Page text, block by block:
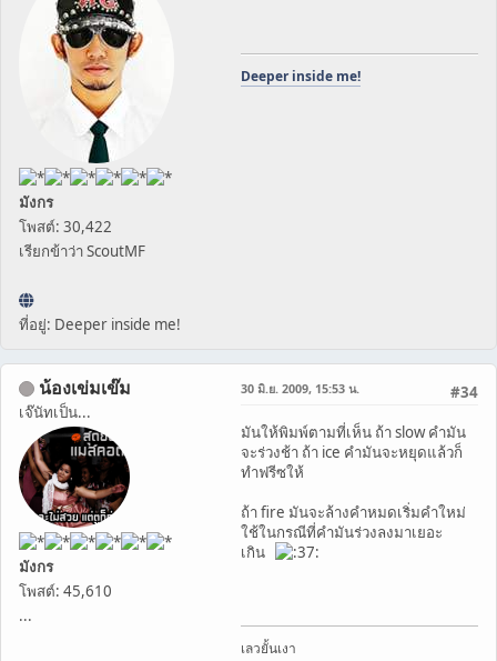
มังกร
โพสต์: 30,422
เรียกข้าว่า ScoutMF
ที่อยู่: Deeper inside me!
Deeper inside me!
น้องเข่มเข๊ม
เจ๊นัทเป็น...
มังกร
โพสต์: 45,610
...
#34
30 มิ.ย. 2009, 15:53 น.
มันให้พิมพ์ตามที่เห็น ถ้า slow คำมัน
จะร่วงช้า ถ้า ice คำมันจะหยุดแล้วก็
ทำฟรีซให้
ถ้า fire มันจะล้างคำหมดเริ่มคำใหม่
ใช้ในกรณีที่คำมันร่วงลงมาเยอะ
เกิน
เลวยั้นเงา